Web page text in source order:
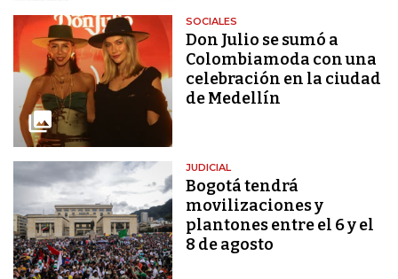
SOCIALES
Don Julio se sumó a
Colombiamoda con una
celebración en la ciudad
de Medellín
JUDICIAL
Bogotá tendrá
movilizaciones y
plantones entre el 6 y el
8 de agosto